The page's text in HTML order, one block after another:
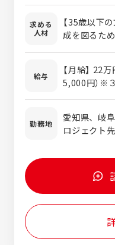
修でイチか
「事務スキ
られる環境です。 ■お任せする
用ソフト（
力・修正作
る各種書類
生モノのスキ
コン上で設
と、自動車
は非常に幅
計図を作る
3Dデータ作
一度基本操
「ほかの業
にも、 キャ
求める
人材
【35歳以下
成を図るた
援します。 実は、現在活躍している社員の9
割以上が未
文系出身者
全にゼロの
育て上げる
のスタッフ
業職など、
給与
【月給】 22
5,000円）※３ ※１：お持ちの資格やこれま
業）制度
た分の残業
手当は一定
れる方に支給いたし
昇給: 年1回
3ヶ月間（
件に変動は
勤務地
愛知県、岐
ロジェクト先 ※独身寮・社宅あり ※入社後
を受講いた
は社宅寮な
居住地域な